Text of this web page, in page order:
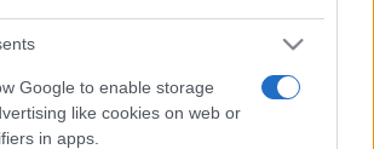
Google to enable storage
like cookies on web or
in apps.